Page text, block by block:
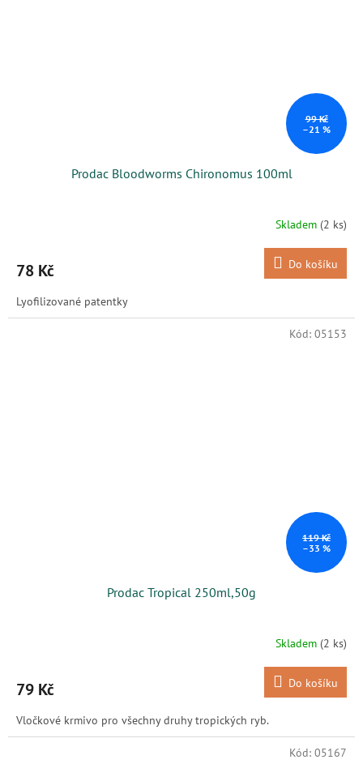
99 Kč
–21 %
Prodac Bloodworms Chironomus 100ml
Skladem (2 ks)
78 Kč Do košíku
Lyofilizované patentky
119 Kč
–33 %
Prodac Tropical 250ml,50g
Skladem (2 ks)
79 Kč Do košíku
Vločkové krmivo pro všechny druhy tropických ryb.
Kód: 05153
Kód: 05167